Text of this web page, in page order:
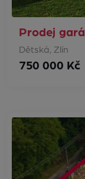
Prodej
Dětská, Zlín
750 000 Kč